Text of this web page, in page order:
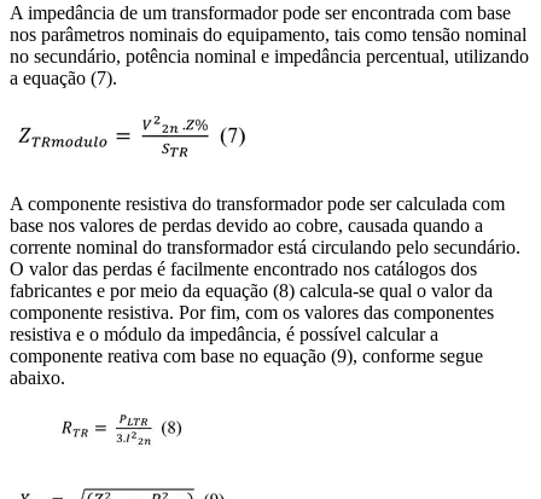
A impedância de um transformador pode ser encontrada com base
nos parâmetros nominais do equipamento, tais como tensão nominal
no secundário, potência nominal e impedância percentual, utilizando
a equação (7).
A componente resistiva do transformador pode ser calculada com
base nos valores de perdas devido ao cobre, causada quando a
corrente nominal do transformador está circulando pelo secundário.
O valor das perdas é facilmente encontrado nos catálogos dos
fabricantes e por meio da equação (8) calcula-se qual o valor da
componente resistiva. Por fim, com os valores das componentes
resistiva e o módulo da impedância, é possível calcular a
componente reativa com base no equação (9), conforme segue
abaixo.